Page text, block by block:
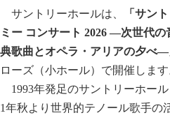
サントリーホールは、
「サン
ミー コンサート 2026 ―次世代
典歌曲とオペラ・アリアの夕べ―
ローズ（小ホール）で開催します
1993年発足のサントリーホー
1年秋より世界的テノール歌手の